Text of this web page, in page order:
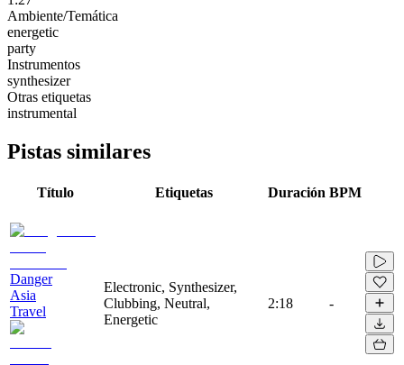
Ambiente/Temática
energetic
party
Instrumentos
synthesizer
Otras etiquetas
instrumental
Pistas similares
Título Etiquetas Duración BPM
Danger
Asia
Travel
Electronic, Synthesizer,
Clubbing, Neutral,
Energetic
2:18 -